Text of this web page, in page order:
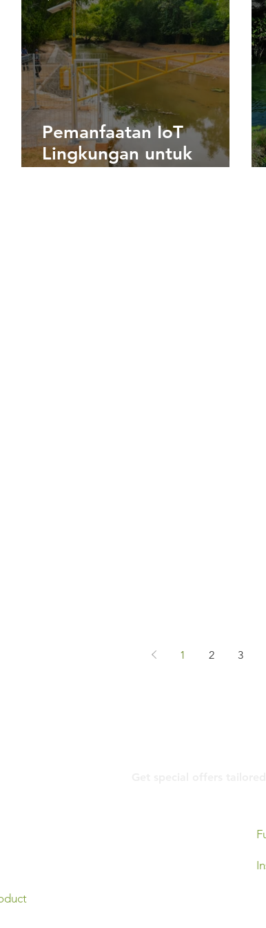
Modern
Pemanfaatan IoT
Lingkungan untuk
1 2 3